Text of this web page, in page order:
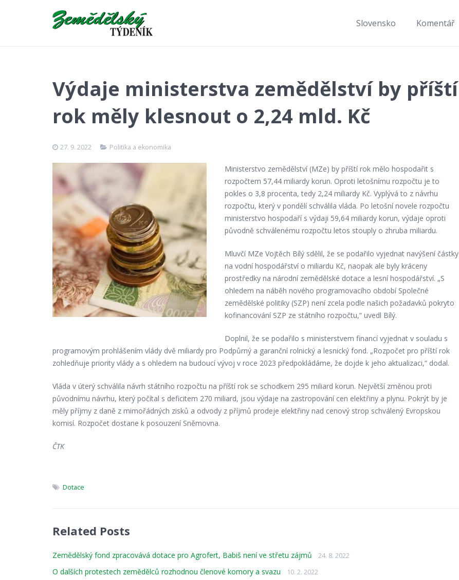
Slovensko Komentář
Výdaje ministerstva zemědělství by příští
rok měly klesnout o 2,24 mld. Kč
27. 9. 2022 Politika a ekonomika
Ministerstvo zemědělství (MZe) by příští rok mělo hospodařit s
rozpočtem 57,44 miliardy korun. Oproti letošnímu rozpočtu je to
pokles o 3,8 procenta, tedy 2,24 miliardy Kč. Vyplývá to z návrhu
rozpočtu, který v pondělí schválila vláda. Po letošní novele rozpočtu
ministerstvo hospodaří s výdaji 59,64 miliardy korun, výdaje oproti
původně schválenému rozpočtu letos stouply o zhruba miliardu.
Mluvčí MZe Vojtěch Bílý sdělil, že se podařilo vyjednat navýšení částky
na vodní hospodářství o miliardu Kč, naopak ale byly kráceny
prostředky na národní zemědělské dotace a lesní hospodářství. „S
ohledem na náběh nového programovacího období Společné
zemědělské politiky (SZP) není zcela podle našich požadavků pokryto
kofinancování SZP ze státního rozpočtu,“ uvedl Bílý.
Doplnil, že se podařilo s ministerstvem financí vyjednat v souladu s
programovým prohlášením vlády dvě miliardy pro Podpůrný a garanční rolnický a lesnický fond. „Rozpočet pro příští rok
zohledňuje priority vlády a s ohledem na budoucí vývoj v roce 2023 předpokládáme, že dojde k jeho aktualizaci,“ dodal.
Vláda v úterý schválila návrh státního rozpočtu na příští rok se schodkem 295 miliard korun. Největší změnou proti
původnímu návrhu, který počítal s deficitem 270 miliard, jsou výdaje na zastropování cen elektřiny a plynu. Pokrýt by je
měly příjmy z daně z mimořádných zisků a odvody z příjmů prodeje elektřiny nad cenový strop schválený Evropskou
komisí. Rozpočet dostane k posouzení Sněmovna.
ČTK
Dotace
Related Posts
Zemědělský fond zpracovává dotace pro Agrofert, Babiš není ve střetu zájmů 24. 8. 2022
O dalších protestech zemědělců rozhodnou členové komory a svazu 10. 2. 2022